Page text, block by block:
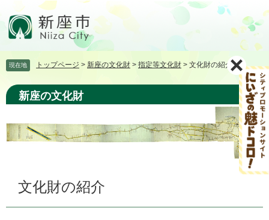
頭
す。
飛
し
て
文
へ
現在地 トップページ > 新座の文化財 > 指定等文化財 > 文化財の紹介
新座の文化財
文化財の紹介